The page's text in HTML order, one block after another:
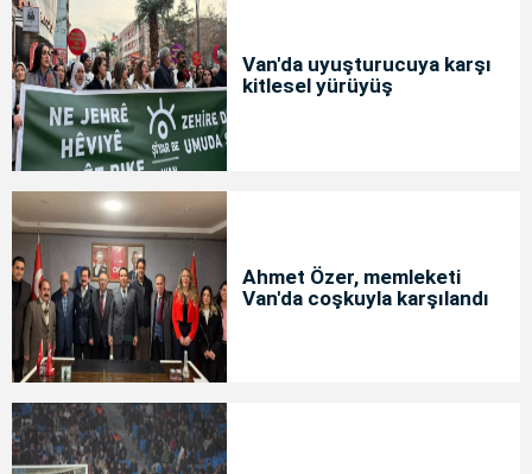
Van'da uyuşturucuya karşı
kitlesel yürüyüş
Ahmet Özer, memleketi
Van'da coşkuyla karşılandı